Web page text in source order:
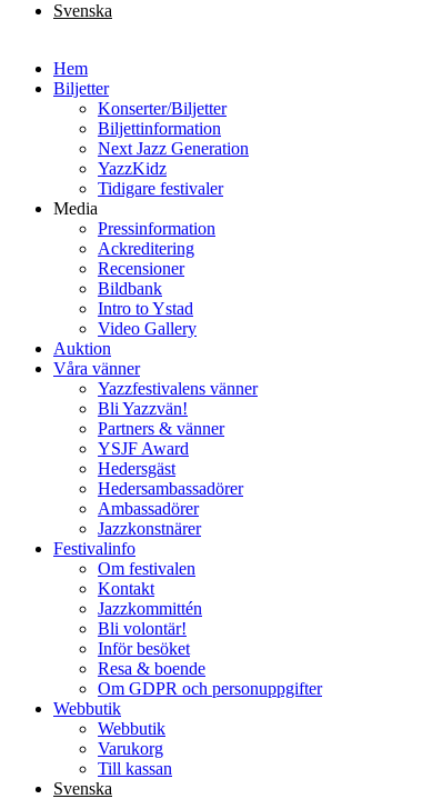
Svenska
Hem
Biljetter
Konserter/Biljetter
Biljettinformation
Next Jazz Generation
YazzKidz
Tidigare festivaler
Media
Pressinformation
Ackreditering
Recensioner
Bildbank
Intro to Ystad
Video Gallery
Auktion
Våra vänner
Yazzfestivalens vänner
Bli Yazzvän!
Partners & vänner
YSJF Award
Hedersgäst
Hedersambassadörer
Ambassadörer
Jazzkonstnärer
Festivalinfo
Om festivalen
Kontakt
Jazzkommittén
Bli volontär!
Inför besöket
Resa & boende
Om GDPR och personuppgifter
Webbutik
Webbutik
Varukorg
Till kassan
Svenska